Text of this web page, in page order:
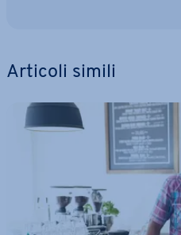
Articoli simili